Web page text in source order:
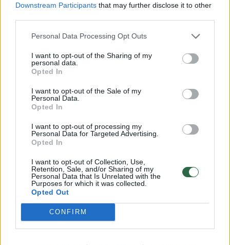
Downstream Participants that may further disclose it to other
Personal Data Processing Opt Outs
I want to opt-out of the Sharing of my
personal data.
Opted In
I want to opt-out of the Sale of my
Personal Data.
Opted In
I want to opt-out of processing my
Personal Data for Targeted Advertising.
Opted In
I want to opt-out of Collection, Use,
Retention, Sale, and/or Sharing of my
Personal Data that Is Unrelated with the
Purposes for which it was collected.
Opted Out
CONFIRM
Atsakė į dažnam rūpimą klausimą, kaip iš turimų finansų
sužinokite, kas svarbiausia
Žinios | Verslas
Atsakė į klausimą apie kiekvienam naudingą finansų
planavimą: išleisti, investuoti ar skolintis?
Žinios | Verslas
Įvardijo būdą, kuriuo papildomai užsidirbti gali bene
kiekvienas: dažnas tiesiog numoja ranka